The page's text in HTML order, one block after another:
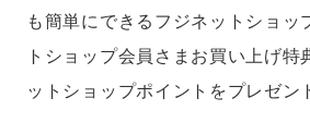
も簡単にできるフジネットショッ
トショップ会員さまお買い上げ特
ットショップポイントをプレゼン